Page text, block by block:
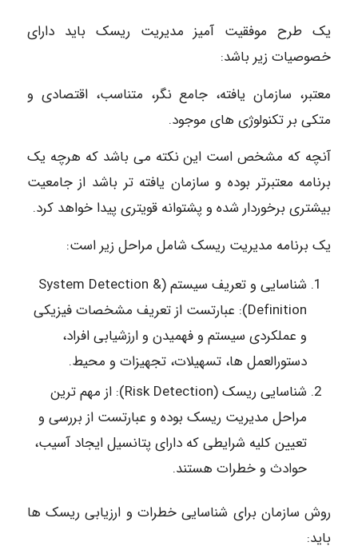
یک طرح موفقیت آمیز مدیریت ریسک باید دارای
خصوصیات زیر باشد:
معتبر، سازمان یافته، جامع نگر، متناسب، اقتصادی و
متکی بر تکنولوژی های موجود.
آنچه که مشخص است این نکته می باشد که هرچه یک
برنامه معتبرتر بوده و سازمان یافته تر باشد از جامعیت
بیشتری برخوردار شده و پشتوانه قویتری پیدا خواهد کرد.
یک برنامه مدیریت ریسک شامل مراحل زیر است:
شناسایی و تعریف سیستم (System Detection &
Definition): عبارتست از تعریف مشخصات فیزیکی
و عملکردی سیستم و فهمیدن و ارزشیابی افراد،
دستورالعمل ها، تسهیلات، تجهیزات و محیط.
شناسایی ریسک (Risk Detection): از مهم ترین
مراحل مدیریت ریسک بوده و عبارتست از بررسی و
تعیین کلیه شرایطی که دارای پتانسیل ایجاد آسیب،
حوادث و خطرات هستند.
روش سازمان برای شناسایی خطرات و ارزیابی ریسک ها
باید: